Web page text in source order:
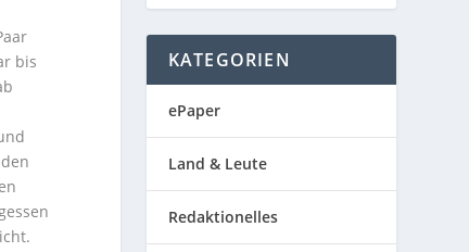
bis
KATEGORIEN
ePaper
Land & Leute
Redaktionelles